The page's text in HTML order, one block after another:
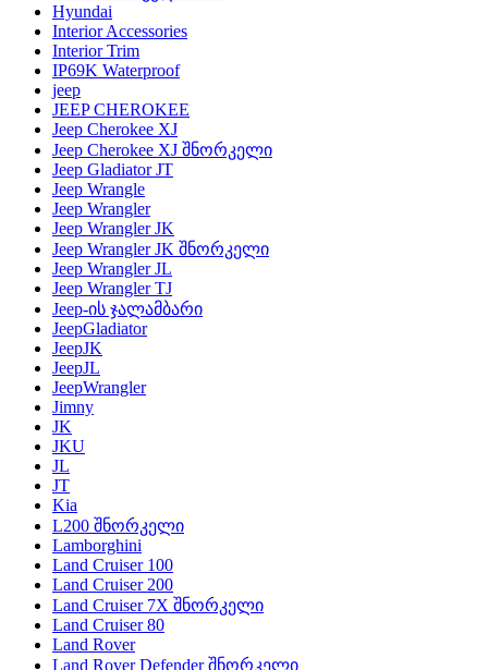
Hyundai
Interior Accessories
Interior Trim
IP69K Waterproof
jeep
JEEP CHEROKEE
Jeep Cherokee XJ
Jeep Cherokee XJ შნორკელი
Jeep Gladiator JT
Jeep Wrangle
Jeep Wrangler
Jeep Wrangler JK
Jeep Wrangler JK შნორკელი
Jeep Wrangler JL
Jeep Wrangler TJ
Jeep-ის ჯალამბარი
JeepGladiator
JeepJK
JeepJL
JeepWrangler
Jimny
JK
JKU
JL
JT
Kia
L200 შნორკელი
Lamborghini
Land Cruiser 100
Land Cruiser 200
Land Cruiser 7X შნორკელი
Land Cruiser 80
Land Rover
Land Rover Defender შნორკელი